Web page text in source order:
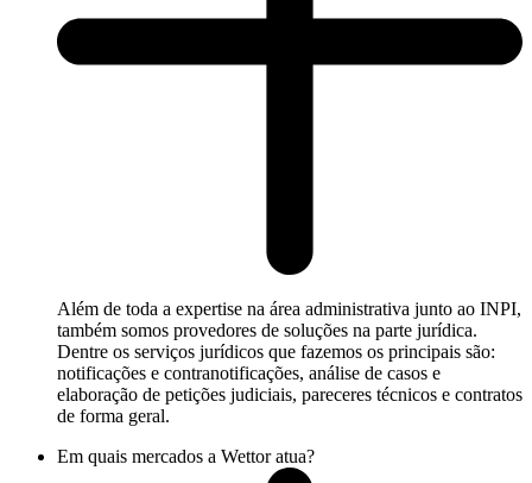
Além de toda a expertise na área administrativa junto ao INPI,
também somos provedores de soluções na parte jurídica.
Dentre os serviços jurídicos que fazemos os principais são:
notificações e contranotificações, análise de casos e
elaboração de petições judiciais, pareceres técnicos e contratos
de forma geral.
Em quais mercados a Wettor atua?